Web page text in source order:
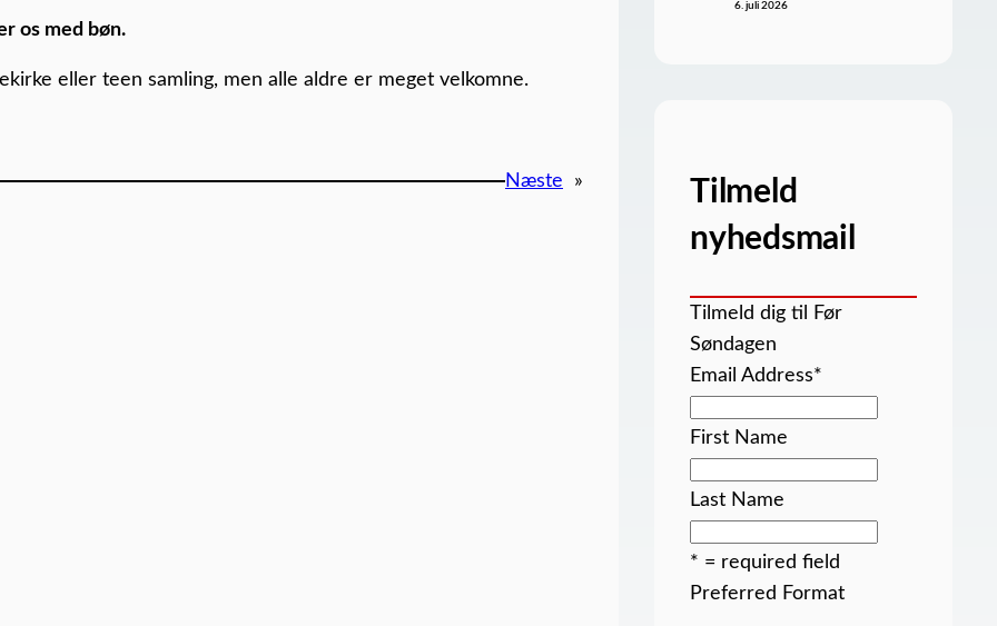
os med bøn.
eller teen samling, men alle aldre er meget velkomne.
Næste »
6. juli 2026
Tilmeld
nyhedsmail
Tilmeld dig til Før
Søndagen
Email Address*
First Name
Last Name
* = required field
Preferred Format